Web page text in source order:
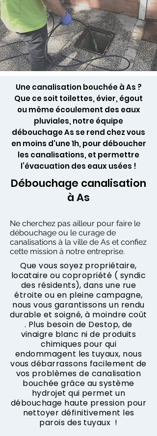
Une canalisation bouchée à As ?
Que ce soit toilettes, évier, égout
ou même écoulement des eaux
pluviales, notre équipe
débouchage As se rend chez vous
en moins d'une 1h, pour déboucher
les canalisations, et permettre
l’évacuation des eaux usées !
Débouchage canalisation
à As
Ne cherchez pas ailleur pour faire le
débouchage ou le curage de
canalisations à la ville de As et confiez
cette mission à notre entreprise.
Que vous soyez propriétaire,
locataire ou copropriété ( syndic
des résidents), dans une rue
étroite ou en pleine campagne,
nous vous garantissons un rendu
durable et soigné, à moindre coût
. Plus besoin de Destop, de
vinaigre blanc ni de produits
chimiques pour qui
endommagent les tuyaux, nous
vous débarrassons facilement de
vos problèmes de canalisation
bouchée grâce au système
hydrojet qui permet un
débouchage haute pression pour
nettoyer définitivement les
parois des tuyaux !